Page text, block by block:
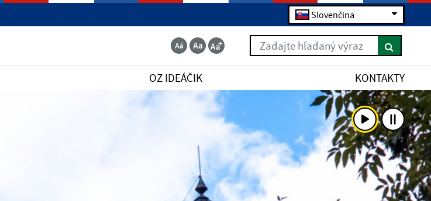
Slovenčina
Zadajte hľadaný výraz
OZ IDEÁČIK KONTAKTY